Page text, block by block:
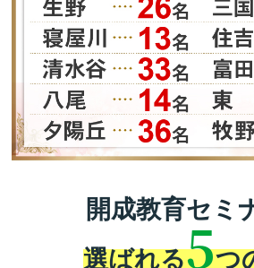
開成教育セミ
選ばれる5つ